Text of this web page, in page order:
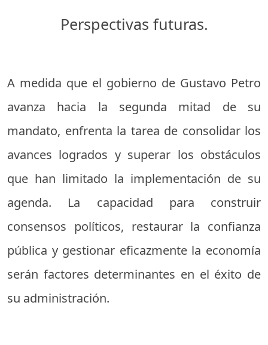
Perspectivas futuras.
A medida que el gobierno de Gustavo Petro
avanza hacia la segunda mitad de su
mandato, enfrenta la tarea de consolidar los
avances logrados y superar los obstáculos
que han limitado la implementación de su
agenda. La capacidad para construir
consensos políticos, restaurar la confianza
pública y gestionar eficazmente la economía
serán factores determinantes en el éxito de
su administración.